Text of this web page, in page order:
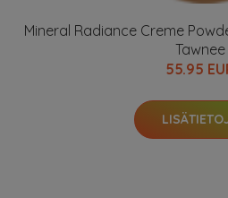
Mineral Radiance Creme
Tawnee
55.95